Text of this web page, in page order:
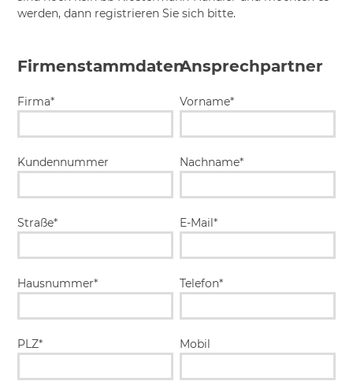
werden, dann registrieren Sie sich bitte.
Firmenstammdaten
Firma*
Kundennummer
Straße*
Hausnummer*
PLZ*
Ansprechpartner
Vorname*
Nachname*
E-Mail*
Telefon*
Mobil